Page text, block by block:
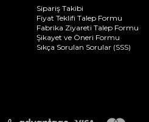
Sipariş Takibi
Fiyat Teklifi Talep Formu
Fabrika Ziyareti Talep Formu
Şikayet ve Öneri Formu
Sıkça Sorulan Sorular (SSS)